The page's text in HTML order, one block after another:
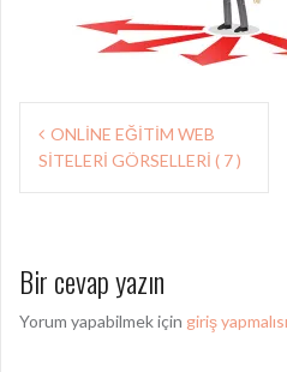
ı
d
o
ONLİNE EĞİTİM WEB
SİTELERİ GÖRSELLERİ ( 7 )
Bir cevap yazın
Yorum yapabilmek için giriş